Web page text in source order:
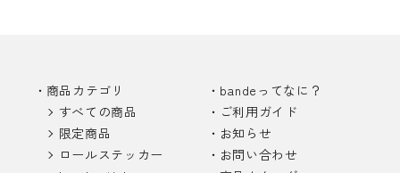
商品カテゴリ
すべての商品
限定商品
ロールステッカー
bandeってなに？
ご利用ガイド
お知らせ
お問い合わせ